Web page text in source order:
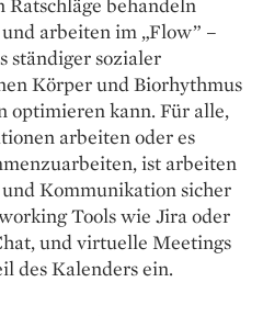
arbeiten im „Flow” –
ständiger sozialer
Körper und Biorhythmus
optimieren kann. Für alle,
arbeiten oder es
ist arbeiten
Kommunikation sicher
Tools wie Jira oder
und virtuelle Meetings
des Kalenders ein.